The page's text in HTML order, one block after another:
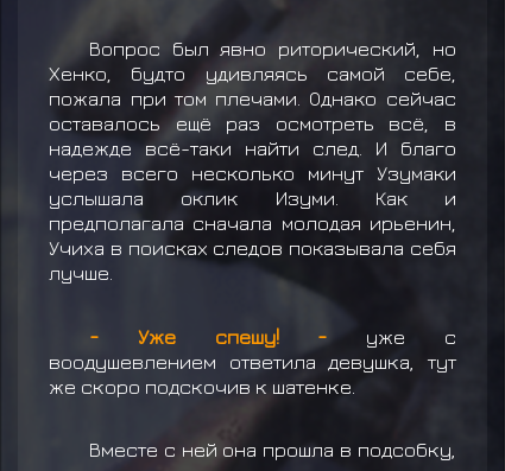
Вопрос был явно риторический, но
Хенко, будто удивляясь самой себе,
пожала при том плечами. Однако сейчас
оставалось ещё раз осмотреть всё, в
надежде всё-таки найти след. И благо
через всего несколько минут Узумаки
услышала оклик Изуми. Как и
предполагала сначала молодая ирьенин,
Учиха в поисках следов показывала себя
лучше.
- Уже спешу! -
уже с
воодушевлением ответила девушка, тут
же скоро подскочив к шатенке.
Вместе с ней она прошла в подсобку,